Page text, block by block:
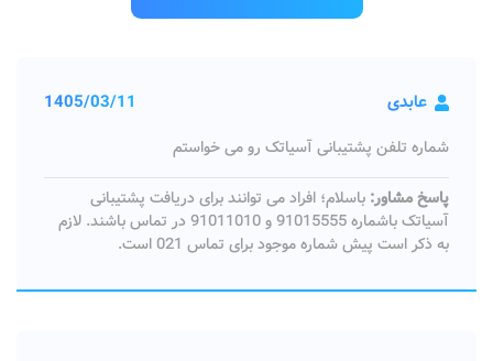
عابدی 1405/03/11
شماره تلفن پشتیبانی آسیاتک رو می خواستم
پاسخ مشاور: باسلام؛ افراد می توانند برای دریافت پشتیبانی
آسیاتک باشماره 91015555 و 91011010 در تماس باشند. لازم
به ذکر است پیش شماره موجود برای تماس 021 است.